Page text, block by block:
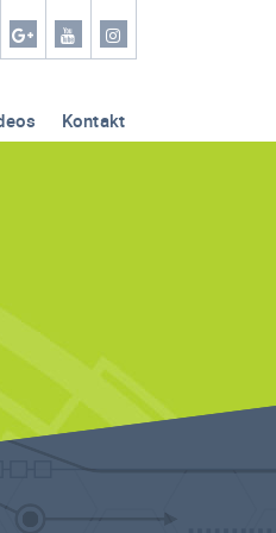
Kontakt
Home
Leistungen
Videos
Kontakt